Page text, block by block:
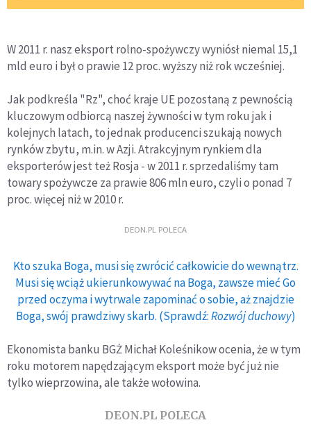
W 2011 r. nasz eksport rolno-spożywczy wyniósł niemal 15,1
mld euro i był o prawie 12 proc. wyższy niż rok wcześniej.
Jak podkreśla "Rz", choć kraje UE pozostaną z pewnością
kluczowym odbiorcą naszej żywności w tym roku jak i
kolejnych latach, to jednak producenci szukają nowych
rynków zbytu, m.in. w Azji. Atrakcyjnym rynkiem dla
eksporterów jest też Rosja - w 2011 r. sprzedaliśmy tam
towary spożywcze za prawie 806 mln euro, czyli o ponad 7
proc. więcej niż w 2010 r.
DEON.PL POLECA
Kto szuka Boga, musi się zwrócić całkowicie do wewnątrz.
Musi się wciąż ukierunkowywać na Boga, zawsze mieć Go
przed oczyma i wytrwale zapominać o sobie, aż znajdzie
Boga, swój prawdziwy skarb. (Sprawdź:Rozwój duchowy)
Ekonomista banku BGŻ Michał Koleśnikow ocenia, że w tym
roku motorem napędzającym eksport może być już nie
tylko wieprzowina, ale także wołowina.
DEON.PL POLECA